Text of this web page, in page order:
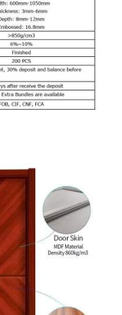
Maßgeschneiderte einfarbige Melamintür
Frontdesigns: Tür aus MDF-geformtem Melamin